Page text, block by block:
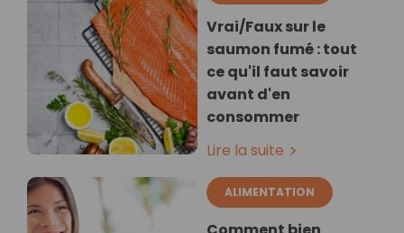
Vrai/Faux sur le
saumon fumé : tout
ce qu'il faut savoir
avant d'en
consommer
Lire la suite
ALIMENTATION